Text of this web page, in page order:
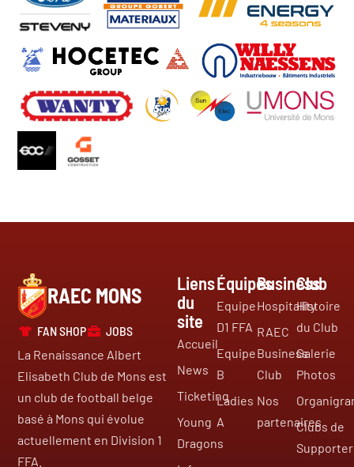
RAEC MONS
FAN SHOP
JOBS
La Renaissance Albert
Elisabeth Club de Mons est
un club de football belge
basé à Mons qui évolue
actuellement en Division 1
FFA.
Liens
du
site
Accueil
News
Ticketing
Young
Dragons
Équipes
Equipe
D1 FFA
Equipe
B
Ladies
A
Business
Hospitality
RAEC
Business
Club
Nos
partenaires
Club
Histoire
du Club
Galerie
Photos
Clubs de